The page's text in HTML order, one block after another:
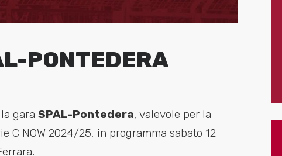
PONTEDERA
gara SPAL-Pontedera, valevole per la
C NOW 2024/25, in programma sabato 12